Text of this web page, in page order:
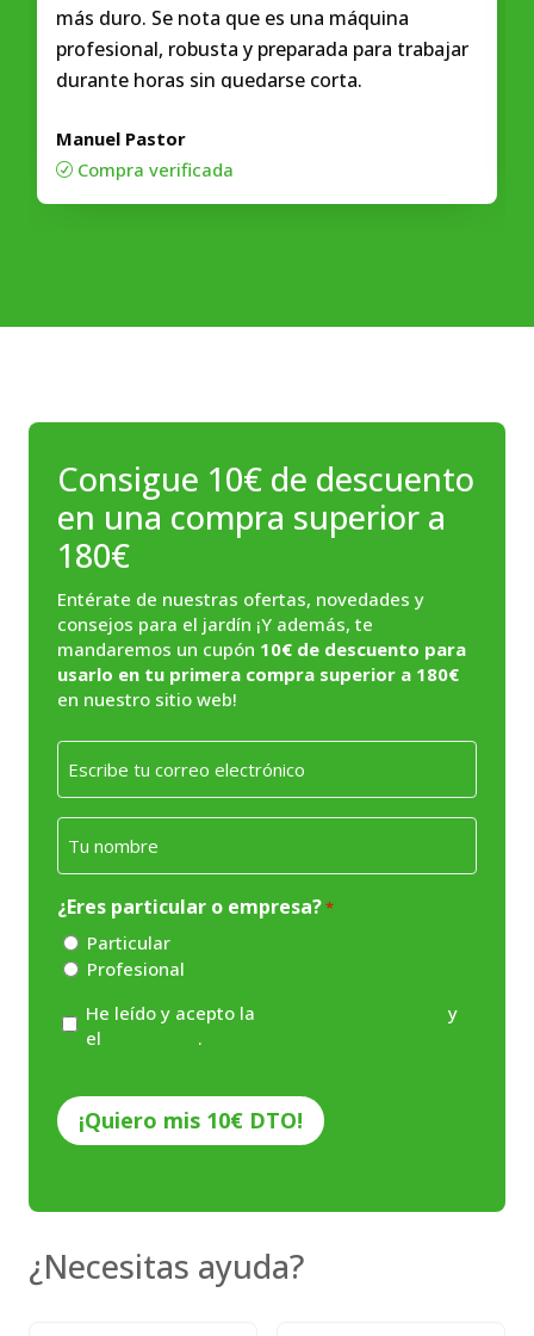
más duro. Se nota que es una máquina
profesional, robusta y preparada para trabajar
durante horas sin quedarse corta.
Manuel Pastor
R Compra verificada
Consigue 10€ de descuento
en una compra superior a
180€
Entérate de nuestras ofertas, novedades y
consejos para el jardín ¡Y además, te
mandaremos un cupón 10€ de descuento para
usarlo en tu primera compra superior a 180€
en nuestro sitio web!
Email
Nombre
¿Eres particular o empresa?*
Particular
Profesional
Consentimiento
He leído y acepto la
y
el
.
¿Necesitas ayuda?